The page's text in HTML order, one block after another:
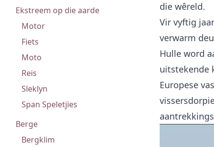
Ekstreem op die aarde
Motor
Fiets
Moto
Reis
Sleklyn
Span Speletjies
Berge
Bergklim
die wêreld.
Vir vyftig
verwarm
Hulle word
uitstekende
Europese